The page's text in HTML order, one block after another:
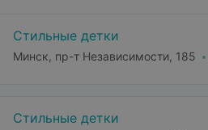
Стильные детки
Минск, пр-т Независимости, 185
Стильные детки